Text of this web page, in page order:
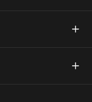

